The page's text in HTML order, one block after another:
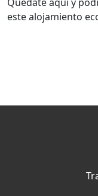
este alojamiento